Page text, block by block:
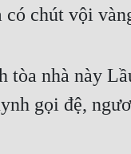
chút vội
nhà này
gọi đệ,